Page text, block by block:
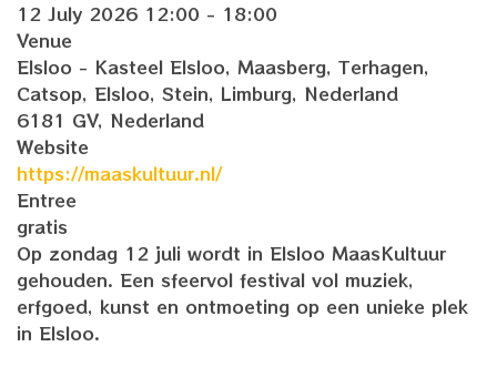
12 July 2026 12:00 - 18:00
Venue
Elsloo - Kasteel Elsloo, Maasberg, Terhagen,
Catsop, Elsloo, Stein, Limburg, Nederland
6181 GV, Nederland
Website
https://maaskultuur.nl/
Entree
gratis
Op zondag 12 juli wordt in Elsloo MaasKultuur
gehouden. Een sfeervol festival vol muziek,
erfgoed, kunst en ontmoeting op een unieke plek
in Elsloo.